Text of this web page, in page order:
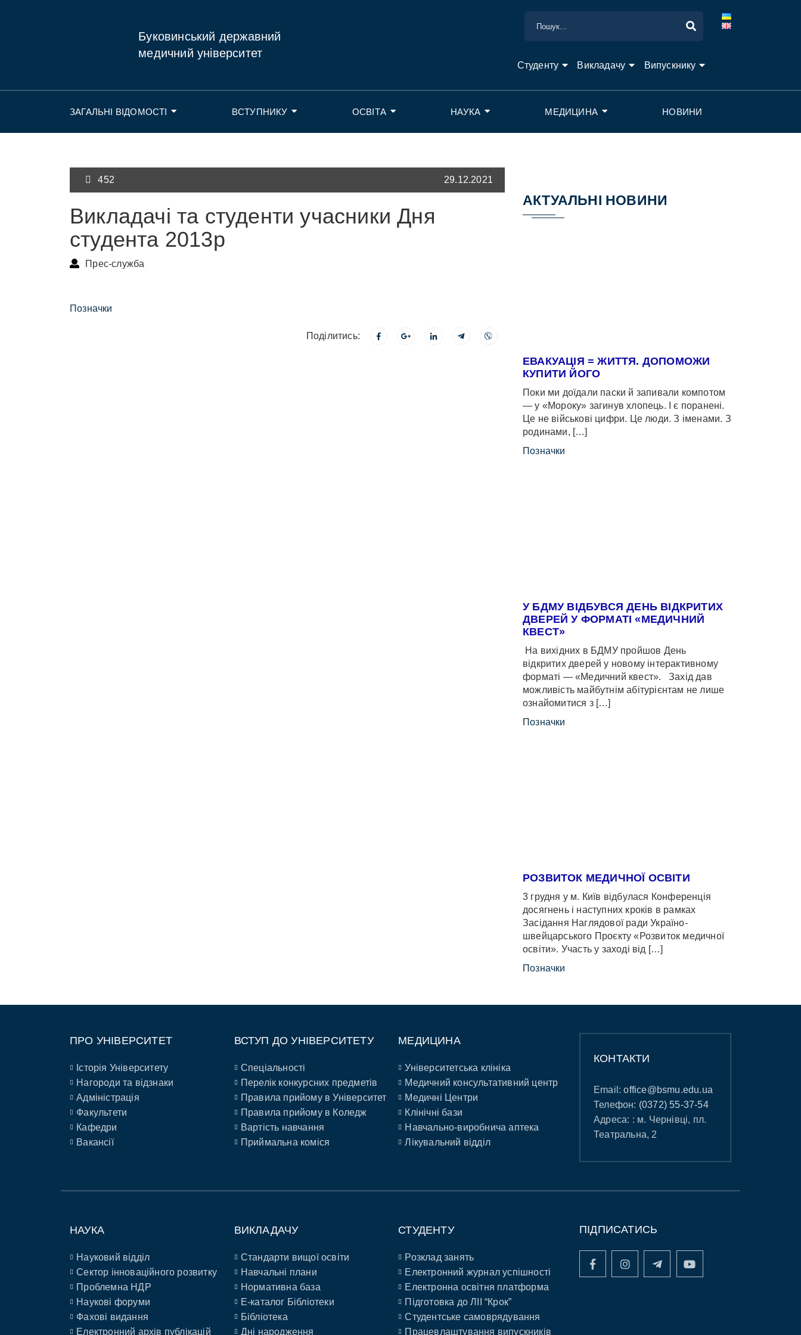
Буковинський державний
медичний університет
Студенту Викладачу Випускнику
ЗАГАЛЬНІ ВІДОМОСТІ ВСТУПНИКУ ОСВІТА НАУКА МЕДИЦИНА НОВИНИ
452 29.12.2021
Викладачі та студенти учасники Дня
студента 2013р
Прес-служба
Позначки
Поділитись:
АКТУАЛЬНІ НОВИНИ
ЕВАКУАЦІЯ = ЖИТТЯ. ДОПОМОЖИ
КУПИТИ ЙОГО
Поки ми доїдали паски й запивали компотом
— у «Мороку» загинув хлопець. І є поранені.
Це не військові цифри. Це люди. З іменами. З
родинами, […]
Позначки
У БДМУ ВІДБУВСЯ ДЕНЬ ВІДКРИТИХ
ДВЕРЕЙ У ФОРМАТІ «МЕДИЧНИЙ
КВЕСТ»
На вихідних в БДМУ пройшов День
відкритих дверей у новому інтерактивному
форматі — «Медичний квест». Захід дав
можливість майбутнім абітурієнтам не лише
ознайомитися з […]
Позначки
РОЗВИТОК МЕДИЧНОЇ ОСВІТИ
3 грудня у м. Київ відбулася Конференція
досягнень і наступних кроків в рамках
Засідання Наглядової ради Україно-
швейцарського Проєкту «Розвиток медичної
освіти». Участь у заході від […]
Позначки
ПРО УНІВЕРСИТЕТ
Історія Університету
Нагороди та відзнаки
Адміністрація
Факультети
Кафедри
Вакансії
ВСТУП ДО УНІВЕРСИТЕТУ
Спеціальності
Перелік конкурсних предметів
Правила прийому в Університет
Правила прийому в Коледж
Вартість навчання
Приймальна коміся
МЕДИЦИНА
Університетська клініка
Медичний консультативний центр
Медичні Центри
Клінічні бази
Навчально-виробнича аптека
Лікувальний відділ
КОНТАКТИ
Email:office@bsmu.edu.ua
Телефон: (0372) 55-37-54
Адреса: : м. Чернівці, пл.
Театральна, 2
НАУКА
Науковий відділ
Сектор інноваційного розвитку
Проблемна НДР
Наукові форуми
Фахові видання
Електронний архів публікацій
ВИКЛАДАЧУ
Стандарти вищої освіти
Навчальні плани
Нормативна база
E-каталог Бібліотеки
Бібліотека
Дні народження
СТУДЕНТУ
Розклад занять
Електронний журнал успішності
Електронна освітня платформа
Підготовка до ЛІІ “Крок”
Студентське самоврядування
Працевлаштування випускників
ПІДПИСАТИСЬ